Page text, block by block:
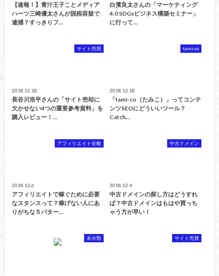
【速報！】青汁王子ことメディア
ハーツ三崎優太さんが脱税容疑で
逮捕？すっきりフ…
白濱良太さんの「マーケティング
4.0 SDGsビジネス構築セミナー」
に行って…
サイト売買
2018.12.18
長谷川浩平さんの「サイト売却に
欠かせない4つの重要参考資料」を
購入レビュー！…
tami-co
2018.12.18
「tami-co（たみこ）」ってコンテ
ンツSEOにどういいツール？
Catch…
アフィリエイト全般
2018.12.6
アフィリエイトで稼ぐために必要
なスタンスって？稼げない人にあ
りがちな５パター…
中古ドメイン
2018.12.4
中古ドメインの探し方はどうすれ
ば？中古ドメインはもはや買っち
ゃう方が早い！
未分類 サイト売買